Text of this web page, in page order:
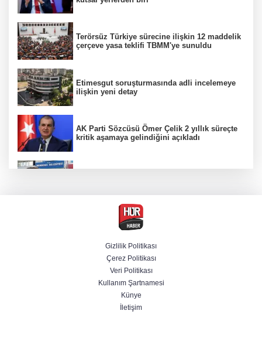
Terörsüz Türkiye sürecine ilişkin 12 maddelik
çerçeve yasa teklifi TBMM'ye sunuldu
Etimesgut soruşturmasında adli incelemeye
ilişkin yeni detay
AK Parti Sözcüsü Ömer Çelik 2 yıllık süreçte
kritik aşamaya gelindiğini açıkladı
12 Ağustos'ta yerçekimi 7 saniyelik
kaybolacak mı? NASA yanıtladı
Cumhurbaşkanı Erdoğan'dan Terörsüz
Türkiye vurgusu
Serdal Adalı'dan Salah açıklaması!
Gizlilik Politikası
Çerez Politikası
Veri Politikası
Kullanım Şartnamesi
Künye
İletişim